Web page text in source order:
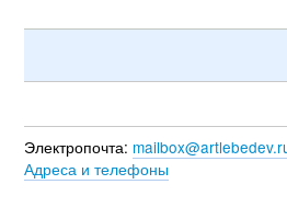
Электропочта:
Адреса и телефоны